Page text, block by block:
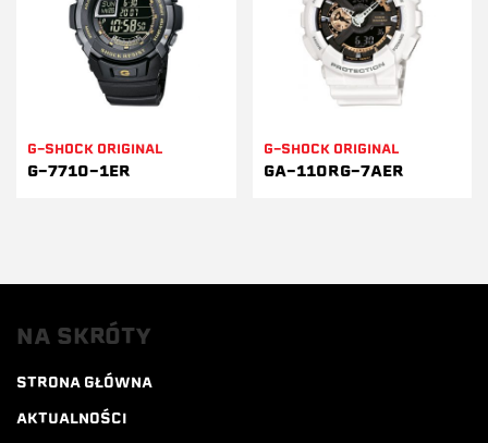
G-SHOCK ORIGINAL
G-7710-1ER
G-SHOCK ORIGINAL
GA-110RG-7AER
NA SKRÓTY
STRONA GŁÓWNA
AKTUALNOŚCI